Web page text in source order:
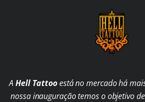
AHell Tattooestá no mercado há
nossa inauguração temos o objetivo